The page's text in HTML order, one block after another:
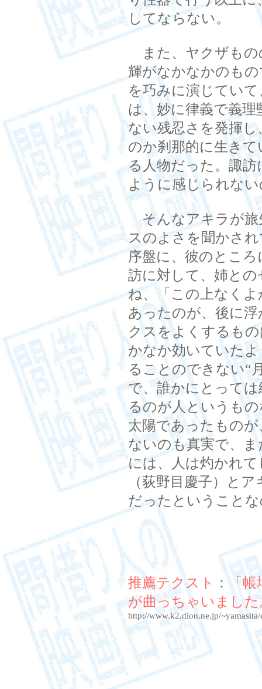
してならない。
また、ヤクザもの
輝がなかなかのも
を巧みに演じてい
は、妙に律義で義
ない残忍さを発揮
のか刹那的に生き
る人物だった。諏
ように感じられな
そんなアキラが旅
スのよさを聞かさ
序盤に、彼のとこ
訪に対して、姉と
ね、「この上なく
あったのが、後に
クスをよくするも
かなか効いていた
ることのできない“
で、誰かにとって
るのが人というも
太陽であったもの
ないのも真実で、
には、人は灼かれ
（荻野目慶子）と
だったということ
推薦テクスト ：「帳
が曲っちゃいました
http://www.k2.dion.ne.jp/